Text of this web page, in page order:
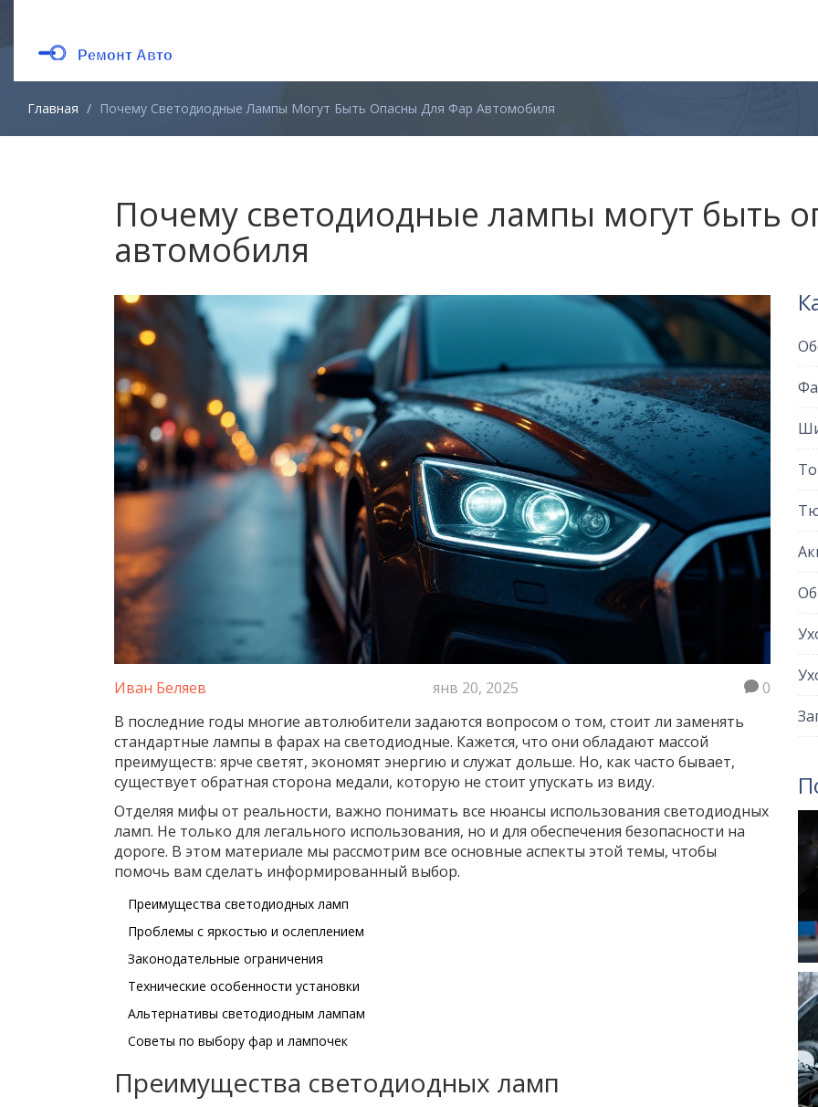
Главная Почему Светодиодные Лампы Могут Быть Опасны Для Фар Автомобиля
Почему светодиодные лампы могут быть
автомобиля
Иван Беляев янв 20, 2025
0
В последние годы многие автолюбители задаются вопросом о том, стоит ли заменять
стандартные лампы в фарах на светодиодные. Кажется, что они обладают массой
преимуществ: ярче светят, экономят энергию и служат дольше. Но, как часто бывает,
существует обратная сторона медали, которую не стоит упускать из виду.
Отделяя мифы от реальности, важно понимать все нюансы использования светодиодных
ламп. Не только для легального использования, но и для обеспечения безопасности на
дороге. В этом материале мы рассмотрим все основные аспекты этой темы, чтобы
помочь вам сделать информированный выбор.
Преимущества светодиодных ламп
Проблемы с яркостью и ослеплением
Законодательные ограничения
Технические особенности установки
Альтернативы светодиодным лампам
Советы по выбору фар и лампочек
Преимущества светодиодных ламп